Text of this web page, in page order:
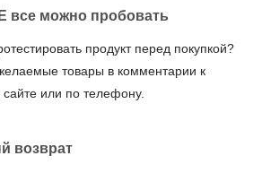
все можно пробовать
продукт перед покупкой?
товары в комментарии к
сайте или по телефону.
возврат